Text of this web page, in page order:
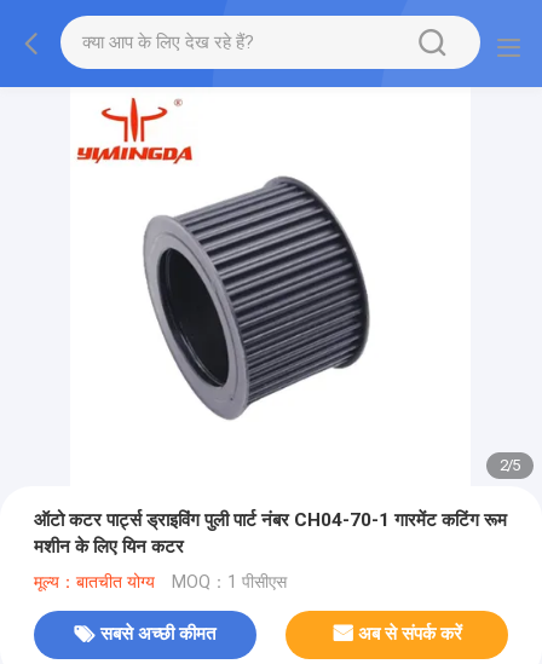
2/5
ऑटो कटर पार्ट्स ड्राइविंग पुली पार्ट नंबर CH04-70-1 गारमेंट कटिंग रूम
मशीन के लिए यिन कटर
मूल्य：बातचीत योग्य MOQ：1 पीसीएस
सबसे अच्छी कीमत अब से संपर्क करें